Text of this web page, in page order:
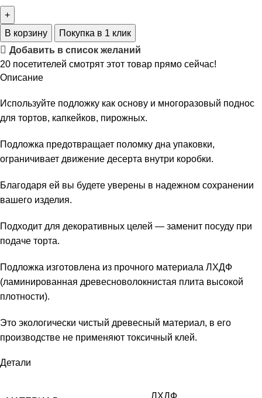
В корзину
Покупка в 1 клик
Добавить в список желаний
20 посетителей смотрят этот товар прямо сейчас!
Описание
Используйте подложку как основу и многоразовый поднос
для тортов, капкейков, пирожных.
Подложка предотвращает поломку дна упаковки,
ограничивает движение десерта внутри коробки.
Благодаря ей вы будете уверены в надежном сохранении
вашего изделия.
Подходит для декоративных целей — заменит посуду при
подаче торта.
Подложка изготовлена из прочного материала ЛХДФ
(ламинированная древесноволокнистая плита высокой
плотности).
Это экологически чистый древесный материал, в его
производстве не применяют токсичный клей.
Детали
ЛХДФ